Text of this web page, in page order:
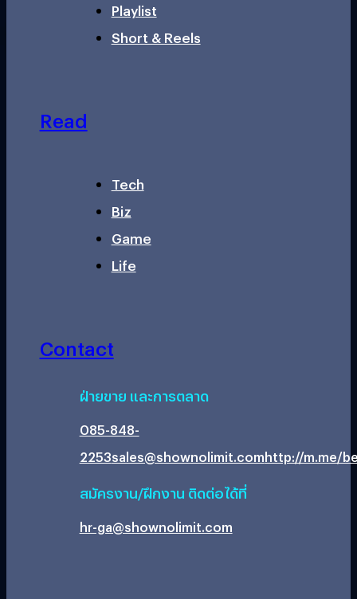
Playlist
Short & Reels
Read
Tech
Biz
Game
Life
Contact
ฝ่ายขาย และการตลาด
085-848-
2253sales@shownolimit.comhttp://m.me/
สมัครงาน/ฝึกงาน ติดต่อได้ที่
hr-ga@shownolimit.com